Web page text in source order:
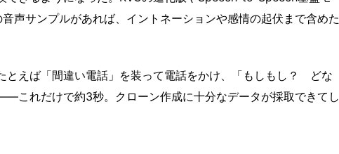
声サンプルがあれば、イントネーションや感情の起伏まで含めた
とえば「間違い電話」を装って電話をかけ、「もしもし？ どな
これだけで約3秒。クローン作成に十分なデータが採取できてし